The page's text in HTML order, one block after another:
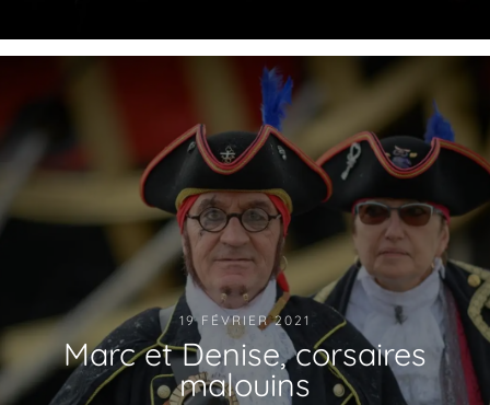
19 FÉVRIER 2021
Marc et Denise, corsaires
malouins